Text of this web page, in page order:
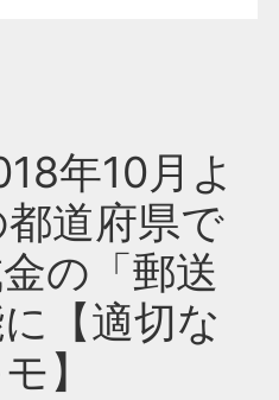
年10月よ
道府県で
の「郵送
【適切な
】